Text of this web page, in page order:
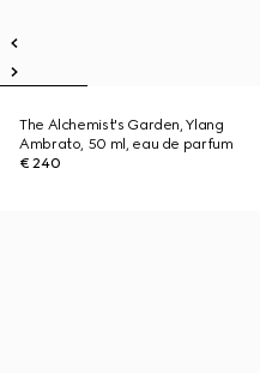
The Alchemist's Garden, Ylang
Ambrato, 50 ml, eau de parfum
€ 240